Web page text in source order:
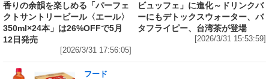
香りの余韻を楽しめる「パーフェ
クトサントリービール〈エール〉
350ml×24本」は26%OFFで5月
12日発売
[2026/3/31 17:56:05]
ビュッフェ」に進化～ドリンクバ
ーにもデトックスウォーター、バ
タフライピー、台湾茶が登場
[2026/3/31 15:53:59]
フード